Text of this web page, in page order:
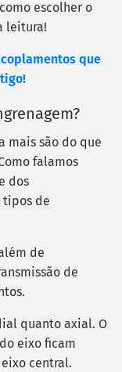
escolher o
leitura!
que
mais são do que
falamos
dos
tipos de
de
de
quanto axial. O
eixo ficam
central.